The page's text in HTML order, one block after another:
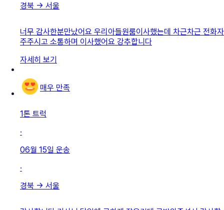
경북 → 서울
너무 감사한분만났어요 우리아들원룸이사했는데 차근차근 전화자
주주시고 소통하며 이사했어요 강추합니다
자세히 보기
매우 만족
1톤 트럭
·
06월 15일 운송
·
경북 → 서울